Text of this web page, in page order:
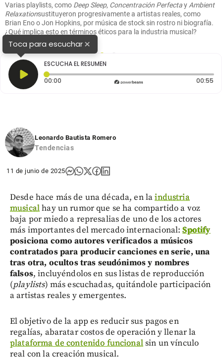
Varias playlists, como Deep Sleep, Concentración Perfectay Ambient
Relaxationsustituyeron progresivamente a artistas reales, como
Brian Eno o Jon Hopkins, por música de stock sin rostro ni biografía.
¿Qué implica esto en términos éticos para la industria musical?
FOTO EL COLOMBIANO-IA
Toca para escuchar×
ESCUCHA EL RESUMEN
00:00 Tiempo transcurrido: 0 segundos 00:55
Leonardo Bautista Romero
Tendencias
11 de junio de 2025
Desde hace más de una década, en laindustria
musicalhay un rumor que se ha compartido a voz
baja por miedo a represalias de uno de los actores
más importantes del mercado internacional:Spotify
posiciona como autores verificados a músicos
contratados para producir canciones en serie, una
tras otra, ocultos tras seudónimos y nombres
falsos, incluyéndolos en sus listas de reproducción
(playlists) más escuchadas, quitándole participación
a artistas reales y emergentes.
El objetivo de la app es reducir sus pagos en
regalías, abaratar costos de operación y llenar la
plataforma de contenido funcionalsin un vínculo
real con la creación musical.